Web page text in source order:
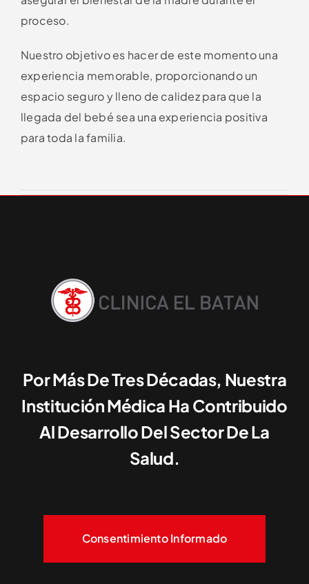
proceso.
Nuestro objetivo es hacer de este momento una
experiencia memorable, proporcionando un
espacio seguro y lleno de calidez para que la
llegada del bebé sea una experiencia positiva
para toda la familia.
Por Más De Tres Décadas, Nuestra
Institución Médica Ha Contribuido
Al Desarrollo Del Sector De La
Salud.
Consentimiento Informado